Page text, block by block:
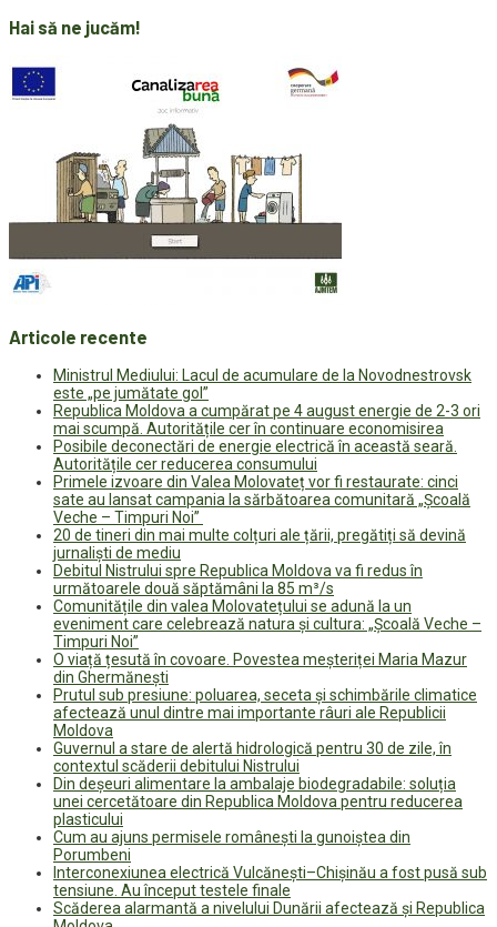
Hai să ne jucăm!
Articole recente
Ministrul Mediului: Lacul de acumulare de la Novodnestrovsk
este „pe jumătate gol”
Republica Moldova a cumpărat pe 4 august energie de 2-3 ori
mai scumpă. Autoritățile cer în continuare economisirea
Posibile deconectări de energie electrică în această seară.
Autoritățile cer reducerea consumului
Primele izvoare din Valea Molovateț vor fi restaurate: cinci
sate au lansat campania la sărbătoarea comunitară „Școală
Veche – Timpuri Noi”
20 de tineri din mai multe colțuri ale țării, pregătiți să devină
jurnaliști de mediu
Debitul Nistrului spre Republica Moldova va fi redus în
următoarele două săptămâni la 85 m³/s
Comunitățile din valea Molovatețului se adună la un
eveniment care celebrează natura și cultura: „Școală Veche –
Timpuri Noi”
O viață țesută în covoare. Povestea meșteriței Maria Mazur
din Ghermănești
Prutul sub presiune: poluarea, seceta și schimbările climatice
afectează unul dintre mai importante râuri ale Republicii
Moldova
Guvernul a stare de alertă hidrologică pentru 30 de zile, în
contextul scăderii debitului Nistrului
Din deșeuri alimentare la ambalaje biodegradabile: soluția
unei cercetătoare din Republica Moldova pentru reducerea
plasticului
Cum au ajuns permisele românești la gunoiștea din
Porumbeni
Interconexiunea electrică Vulcănești–Chișinău a fost pusă sub
tensiune. Au început testele finale
Scăderea alarmantă a nivelului Dunării afectează și Republica